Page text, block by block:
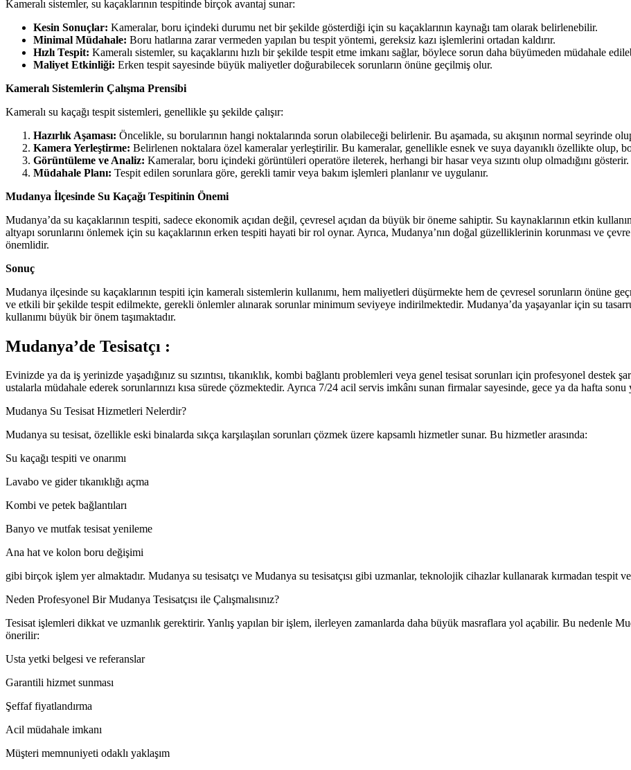
Kameralı sistemler, su kaçaklarının tespitinde birçok avantaj sunar:
Kesin Sonuçlar: Kameralar, boru içindeki durumu net bir şekilde gösterdiği için su kaçaklarının kaynağı tam olarak belirlenebilir.
Minimal Müdahale: Boru hatlarına zarar vermeden yapılan bu tespit yöntemi, gereksiz kazı işlemlerini ortadan kaldırır.
Hızlı Tespit: Kameralı sistemler, su kaçaklarını hızlı bir şekilde tespit etme imkanı sağlar, böylece sorun daha büyümeden müdahale
Maliyet Etkinliği: Erken tespit sayesinde büyük maliyetler doğurabilecek sorunların önüne geçilmiş olur.
Kameralı Sistemlerin Çalışma Prensibi
Kameralı su kaçağı tespit sistemleri, genellikle şu şekilde çalışır:
Hazırlık Aşaması: Öncelikle, su borularının hangi noktalarında sorun olabileceği belirlenir. Bu aşamada, su akışının normal seyrinde olup
Kamera Yerleştirme: Belirlenen noktalara özel kameralar yerleştirilir. Bu kameralar, genellikle esnek ve suya dayanıklı özellikte olup,
Görüntüleme ve Analiz: Kameralar, boru içindeki görüntüleri operatöre ileterek, herhangi bir hasar veya sızıntı olup olmadığını
Müdahale Planı: Tespit edilen sorunlara göre, gerekli tamir veya bakım işlemleri planlanır ve uygulanır.
Mudanya İlçesinde Su Kaçağı Tespitinin Önemi
Mudanya’da su kaçaklarının tespiti, sadece ekonomik açıdan değil, çevresel açıdan da büyük bir öneme sahiptir. Su kaynaklarının etkin
altyapı sorunlarını önlemek için su kaçaklarının erken tespiti hayati bir rol oynar. Ayrıca, Mudanya’nın doğal güzelliklerinin korunması ve
önemlidir.
Sonuç
Mudanya ilçesinde su kaçaklarının tespiti için kameralı sistemlerin kullanımı, hem maliyetleri düşürmekte hem de çevresel sorunların önüne
ve etkili bir şekilde tespit edilmekte, gerekli önlemler alınarak sorunlar minimum seviyeye indirilmektedir. Mudanya’da yaşayanlar için su
kullanımı büyük bir önem taşımaktadır.
Mudanya’de Tesisatçı :
Evinizde ya da iş yerinizde yaşadığınız su sızıntısı, tıkanıklık, kombi bağlantı problemleri veya genel tesisat sorunları için profesyonel
ustalarla müdahale ederek sorunlarınızı kısa sürede çözmektedir. Ayrıca 7/24 acil servis imkânı sunan firmalar sayesinde, gece ya da hafta
Mudanya Su Tesisat Hizmetleri Nelerdir?
Mudanya su tesisat, özellikle eski binalarda sıkça karşılaşılan sorunları çözmek üzere kapsamlı hizmetler sunar. Bu hizmetler arasında:
Su kaçağı tespiti ve onarımı
Lavabo ve gider tıkanıklığı açma
Kombi ve petek bağlantıları
Banyo ve mutfak tesisat yenileme
Ana hat ve kolon boru değişimi
gibi birçok işlem yer almaktadır. Mudanya su tesisatçı ve Mudanya su tesisatçısı gibi uzmanlar, teknolojik cihazlar kullanarak kırmadan tespit
Neden Profesyonel Bir Mudanya Tesisatçısı ile Çalışmalısınız?
Tesisat işlemleri dikkat ve uzmanlık gerektirir. Yanlış yapılan bir işlem, ilerleyen zamanlarda daha büyük masraflara yol açabilir. Bu nedenle
önerilir:
Usta yetki belgesi ve referanslar
Garantili hizmet sunması
Şeffaf fiyatlandırma
Acil müdahale imkanı
Müşteri memnuniyeti odaklı yaklaşım